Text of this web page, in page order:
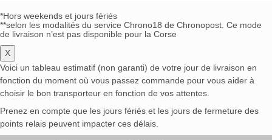
*Hors weekends et jours fériés
**selon les modalités du service Chrono18 de Chronopost. Ce mode
de livraison n’est pas disponible pour la Corse
X
Voici un tableau estimatif (non garanti) de votre jour de livraison en
fonction du moment où vous passez commande pour vous aider à
choisir le bon transporteur en fonction de vos attentes.
Prenez en compte que les jours fériés et les jours de fermeture des
points relais peuvent impacter ces délais.